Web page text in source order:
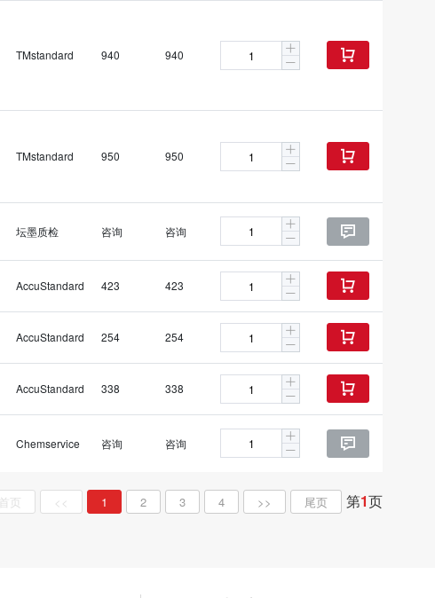
TMstandard 940 940 
TMstandard 950 950 
坛墨质检 咨询 咨询 
AccuStandard 423 423 
AccuStandard 254 254 
AccuStandard 338 338 
Chemservice 咨询 咨询 
首页 << 1 2 3 4 >> 尾页 第1页